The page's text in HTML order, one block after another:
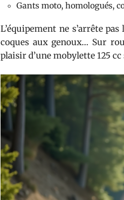
Gants moto, homologués,
L’équipement ne s’arrête
coques aux genoux… Sur
plaisir d’une mobylette 125